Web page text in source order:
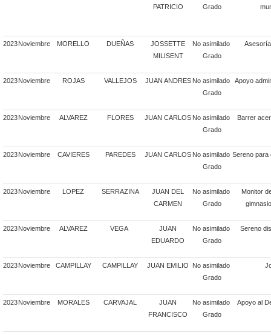
PATRICIO
Grado
2023Noviembre MORELLO DUEÑAS
JOSSETTE
MILISENT
No asimilado
Grado
2023Noviembre ROJAS VALLEJOS JUAN ANDRES No asimilado
Grado
Apoyo
2023Noviembre ALVAREZ FLORES JUAN CARLOS No asimilado
Grado
Barrer
2023Noviembre CAVIERES PAREDES JUAN CARLOS No asimilado
Grado
Sereno para
2023Noviembre LOPEZ SERRAZINA
JUAN DEL
CARMEN
No asimilado
Grado
Monitor
2023Noviembre ALVAREZ VEGA
JUAN
EDUARDO
No asimilado
Grado
Sereno
2023Noviembre CAMPILLAY CAMPILLAY JUAN EMILIO
No asimilado
Grado
2023Noviembre MORALES CARVAJAL
JUAN
FRANCISCO
No asimilado
Grado
Apoyo al